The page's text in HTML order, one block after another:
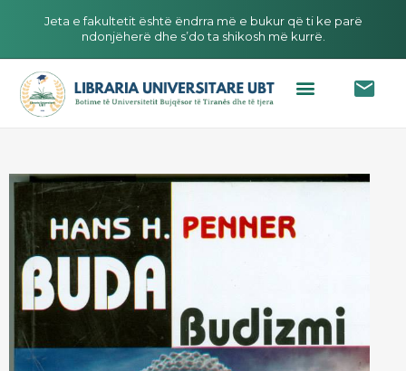
Jeta e fakultetit është ëndrra më e bukur që ti ke parë
ndonjëherë dhe s’do ta shikosh më kurrë.